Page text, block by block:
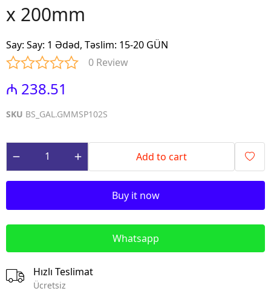
x 200mm
Say: Say: 1 Ədəd, Təslim: 15-20 GÜN
0 Review
₼ 238.51
SKU BS_GAL.GMMSP102S
Add to cart
Buy it now
Whatsapp
Hızlı Teslimat
Ücretsiz